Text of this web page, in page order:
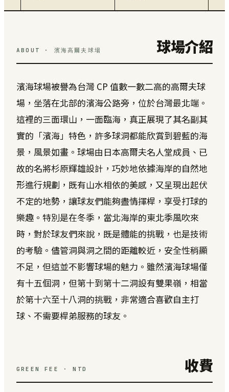
ABOUT · 濱海高爾夫球場 球場介紹
濱海球場被譽為台灣 CP 值數一數二高的高爾夫球
場，坐落在北部的濱海公路旁，位於台灣最北端。
這裡的三面環山，一面臨海，真正展現了其名副其
實的「濱海」特色，許多球洞都能欣賞到碧藍的海
景，風景如畫。球場由日本高爾夫名人堂成員、已
故的名將杉原輝雄設計，巧妙地依據海岸的自然地
形進行規劃，既有山水相依的美感，又呈現出起伏
不定的地勢，讓球友們能夠盡情揮桿，享受打球的
樂趣。特別是在冬季，當北海岸的東北季風吹來
時，對於球友們來說，既是體能的挑戰，也是技術
的考驗。儘管洞與洞之間的距離較近，安全性稍顯
不足，但這並不影響球場的魅力。雖然濱海球場僅
有十五個洞，但第十到第十二洞設有雙果嶺，相當
於第十六至十八洞的挑戰，非常適合喜歡自主打
球、不需要桿弟服務的球友。
GREEN FEE · NTD 收費